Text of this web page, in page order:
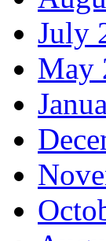
July
May